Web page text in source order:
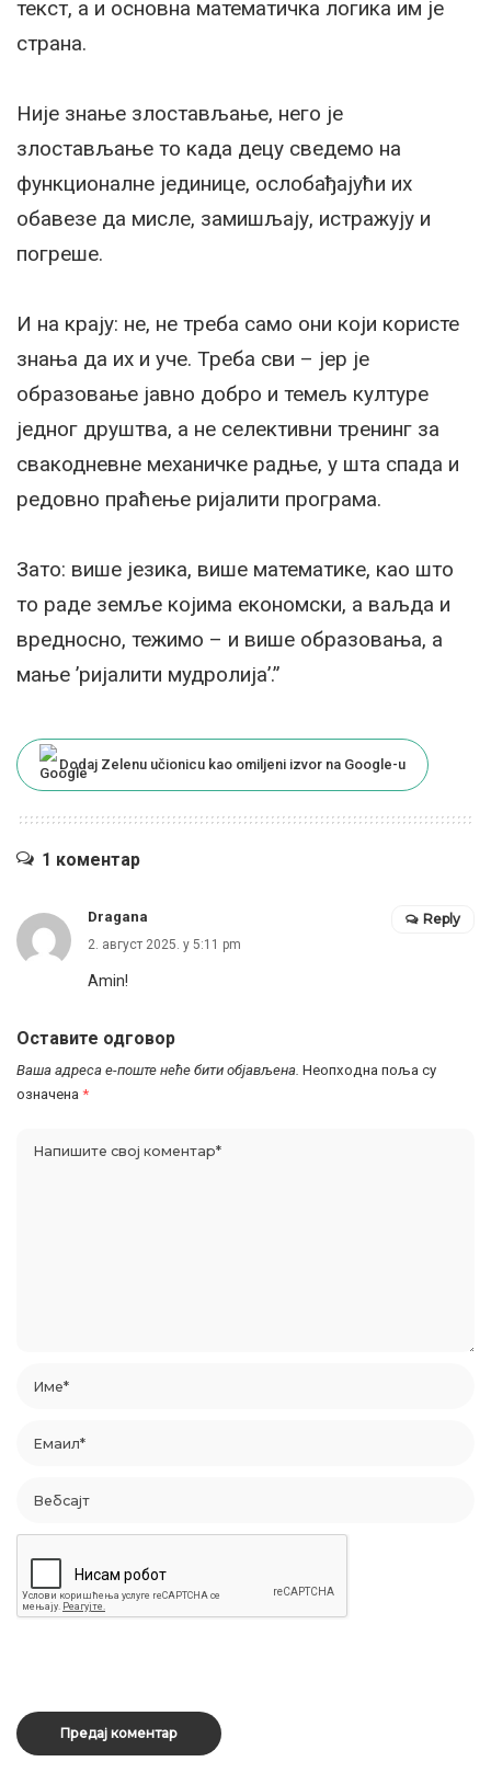
текст, а и основна математичка логика им је
страна.
Није знање злостављање, него је
злостављање то када децу сведемо на
функционалне јединице, ослобађајући их
обавезе да мисле, замишљају, истражују и
погреше.
И на крају: не, не треба само они који користе
знања да их и уче. Треба сви – јер је
образовање јавно добро и темељ културе
једног друштва, а не селективни тренинг за
свакодневне механичке радње, у шта спада и
редовно праћење ријалити програма.
Зато: више језика, више математике, као што
то раде земље којима економски, а ваљда и
вредносно, тежимо – и више образовања, а
мање ’ријалити мудролија’.”
Dodaj Zelenu učionicu kao omiljeni izvor na Google-u
1 коментар
Dragana
2. август 2025. у 5:11 pm
Amin!
Reply
Оставите одговор
Ваша адреса е-поште неће бити објављена. Неопходна поља су
означена *